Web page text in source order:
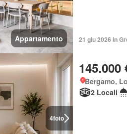
Appartamento 21 giu 2026 in
4foto
145.000
Bergamo,
2 Locali